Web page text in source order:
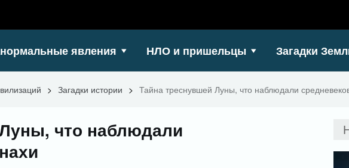
явления НЛО и пришельцы Загадки
> Загадки истории > Тайна треснувшей Луны, что наблюдали
что наблюдали